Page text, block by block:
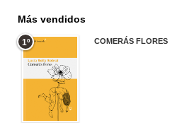
Más vendidos
1º COMERÁS FLORES